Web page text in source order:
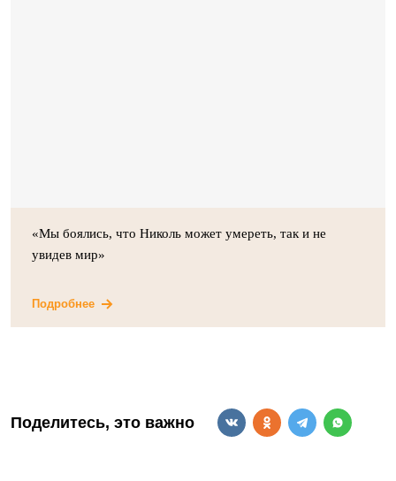
«Мы боялись, что Николь может умереть, так и не
увидев мир»
Подробнее
Поделитесь, это важно